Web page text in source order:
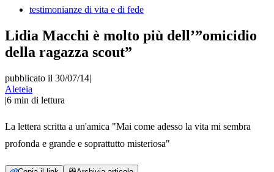
testimonianze di vita e di fede
Lidia Macchi è molto più dell’”omicidio
della ragazza scout”
pubblicato il 30/07/14|
Aleteia
|6 min di lettura
La lettera scritta a un'amica "Mai come adesso la vita mi sembra
profonda e grande e soprattutto misteriosa"